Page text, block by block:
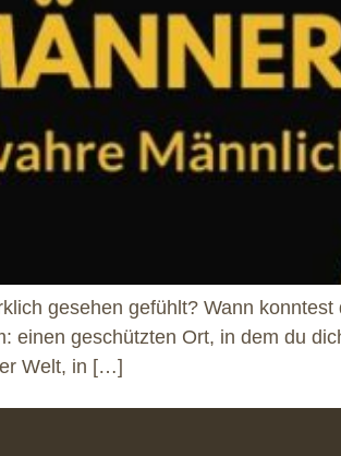
gesehen gefühlt? Wann
einen geschützten Ort, in dem du
Welt, in […]